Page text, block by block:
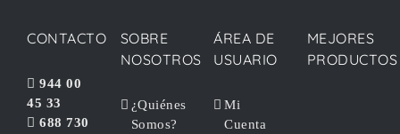
CONTACTO
944 00
45 33
688 730
SOBRE
NOSOTROS
¿Quiénes
Somos?
ÁREA DE
USUARIO
Mi
Cuenta
MEJORES
PRODUCTOS